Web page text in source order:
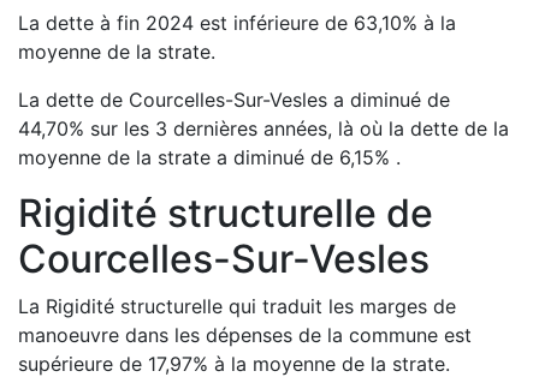
La dette à fin 2024 est inférieure de 63,10% à la
moyenne de la strate.
La dette de Courcelles-Sur-Vesles a diminué de
44,70% sur les 3 dernières années, là où la dette de la
moyenne de la strate a diminué de 6,15% .
Rigidité structurelle de
Courcelles-Sur-Vesles
La Rigidité structurelle qui traduit les marges de
manoeuvre dans les dépenses de la commune est
supérieure de 17,97% à la moyenne de la strate.